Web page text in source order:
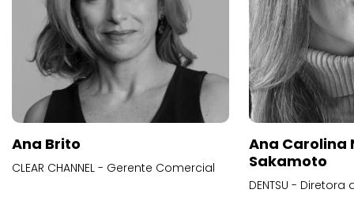
Ana Brito
CLEAR CHANNEL - Gerente Comercial
Ana Carolina
Sakamoto
DENTSU -